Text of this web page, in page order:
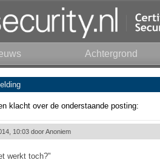
Achtergrond
klacht over de onderstaande posting:
10:03 doorAnoniem
werkt toch?"